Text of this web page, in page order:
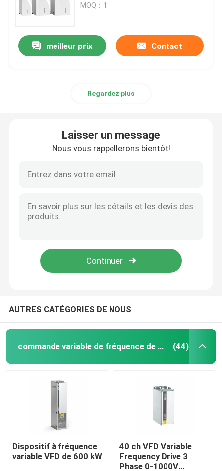
À la maison
contrôle asynchrone du moteur
MOQ：1
meilleur prix Contact
Regardez plus
Laisser un message
Nous vous rappellerons bientôt!
AUTRES CATÉGORIES DE NOUS
commande variable de fréquence de vfd (44)
Dispositif à fréquence
variable VFD de 600 kW
40 ch VFD Variable
Frequency Drive 3
Phase 0-1000V